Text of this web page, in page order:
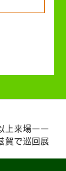
来場ーー
賀で巡回展